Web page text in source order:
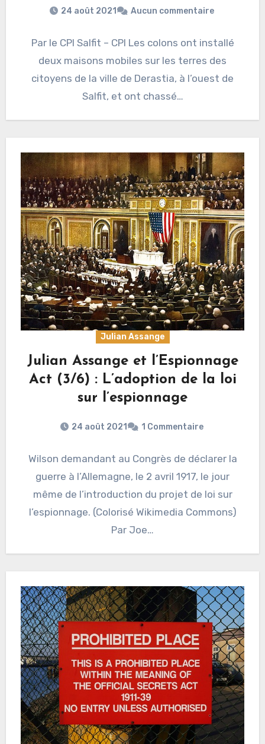
24 août 2021 Aucun commentaire
Par le CPI Salfit – CPI Les colons ont installé
deux maisons mobiles sur les terres des
citoyens de la ville de Derastia, à l’ouest de
Salfit, et ont chassé…
Julian Assange
Julian Assange et l’Espionnage
Act (3/6) : L’adoption de la loi
sur l’espionnage
24 août 2021 1 Commentaire
Wilson demandant au Congrès de déclarer la
guerre à l’Allemagne, le 2 avril 1917, le jour
même de l’introduction du projet de loi sur
l’espionnage. (Colorisé Wikimedia Commons)
Par Joe…